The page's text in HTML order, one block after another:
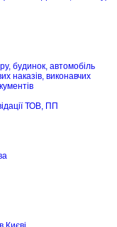
будинок, автомобіль
наказів, виконавчих
ТОВ, ПП